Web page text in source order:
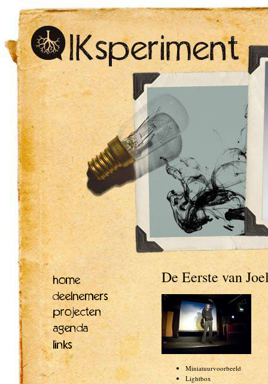
De Eerste van
Miniatuurvoorbeeld
Lightbox